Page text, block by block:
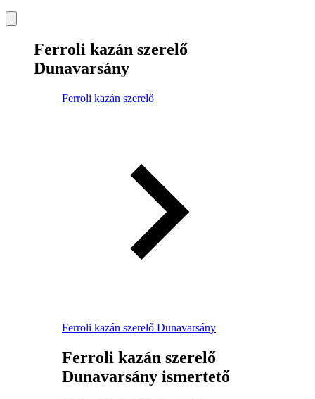
Ferroli kazán szerelő
Dunavarsány
Ferroli kazán szerelő
Ferroli kazán szerelő Dunavarsány
Ferroli kazán szerelő
Dunavarsány ismertető